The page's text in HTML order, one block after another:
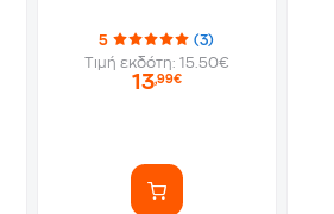
5
(3)
Τιμή εκδότη: 15.50€
13,99€